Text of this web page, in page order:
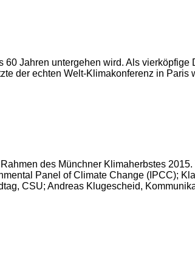
Jahren untergehen wird. Als
der echten Welt-Klimakonferenz in
des Münchner Klimaherbstes
Panel of Climate Change (IPCC);
CSU; Andreas Klugescheid,